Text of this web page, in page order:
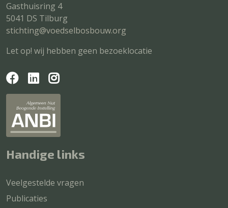
Gasthuisring 4
5041 DS Tilburg
stichting@voedselbosbouw.org
Let op! wij hebben geen bezoeklocatie
Handige links
Veelgestelde vragen
Publicaties